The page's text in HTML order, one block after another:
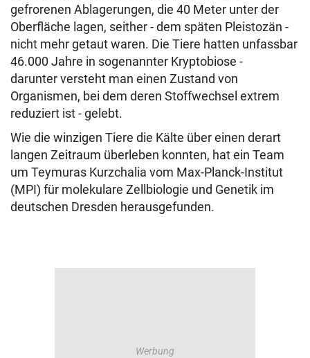
gefrorenen Ablagerungen, die 40 Meter unter der
Oberfläche lagen, seither - dem späten Pleistozän -
nicht mehr getaut waren. Die Tiere hatten unfassbar
46.000 Jahre in sogenannter Kryptobiose -
darunterversteht man einen Zustand von
Organismen, bei dem deren Stoffwechsel extrem
reduziert ist -gelebt.
Wie die winzigen Tiere die Kälte über einen derart
langen Zeitraum überleben konnten, hat ein Team
um Teymuras Kurzchalia vom Max-Planck-Institut
(MPI) für molekulare Zellbiologie und Genetik im
deutschen Dresden herausgefunden.